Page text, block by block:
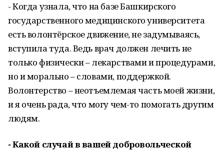
- Когда узнала, что на базе Башкирского
государственного медицинского университета
есть волонтёрское движение, не задумываясь,
вступила туда. Ведь врач должен лечить не
только физически – лекарствами и процедурами,
но и морально – словами, поддержкой.
Волонтерство – неотъемлемая часть моей жизни,
и я очень рада, что могу чем-то помогать другим
людям.
- Какой случай в вашей добровольческой